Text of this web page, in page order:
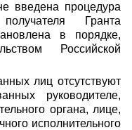
введена процедура
Гранта
в порядке,
Российской
лиц отсутствуют
руководителе,
органа, лице,
исполнительного